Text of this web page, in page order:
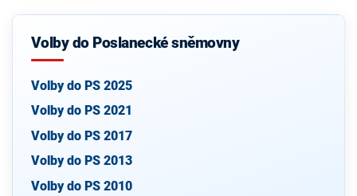
Volby do Poslanecké sněmovny
Volby do PS 2025
Volby do PS 2021
Volby do PS 2017
Volby do PS 2013
Volby do PS 2010